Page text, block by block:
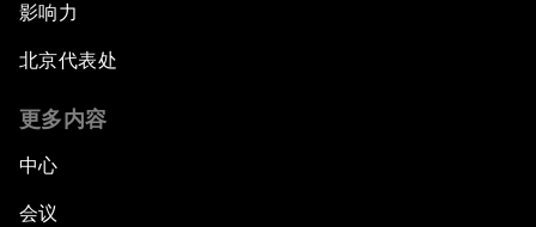
影响力
北京代表处
更多内容
中心
会议